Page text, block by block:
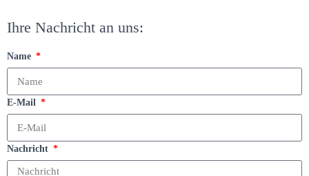
Ihre Nachricht an uns:
Name
E-Mail
Nachricht